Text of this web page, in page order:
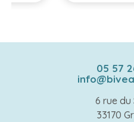
05 57
6 rue du
33170